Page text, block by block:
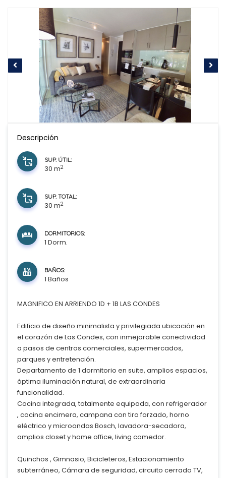
Descripción
SUP. ÚTIL:
30 m2
SUP. TOTAL:
30 m2
DORMITORIOS:
1 Dorm.
BAÑOS:
1 Baños
MAGNIFICO EN ARRIENDO 1D + 1B LAS CONDES
Edificio de diseño minimalista y privilegiada ubicación en
el corazón de Las Condes, con inmejorable conectividad
a pasos de centros comerciales, supermercados,
parques y entretención.
Departamento de 1 dormitorio en suite, amplios espacios,
óptima iluminación natural, de extraordinaria
funcionalidad.
Cocina integrada, totalmente equipada, con refrigerador
, cocina encimera, campana con tiro forzado, horno
eléctrico y microondas Bosch, lavadora-secadora,
amplios closet y home office, living comedor.
Quinchos , Gimnasio, Bicicleteros, Estacionamiento
subterráneo, Cámara de seguridad, circuito cerrado TV,